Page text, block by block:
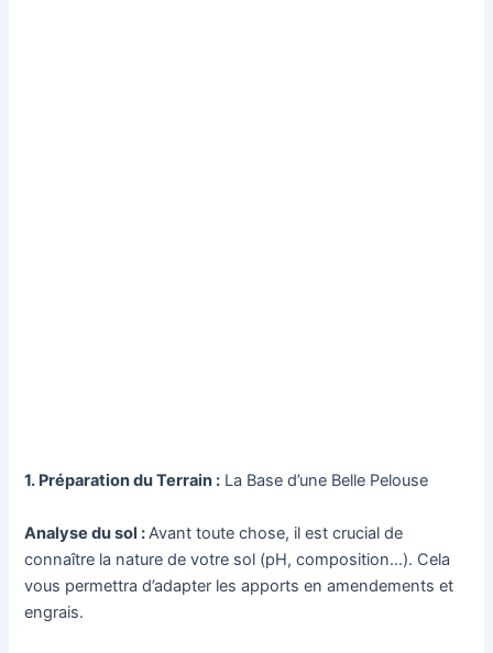
1. Préparation du Terrain : La Base d’une Belle Pelouse
Analyse du sol :Avant toute chose, il est crucial de
connaître la nature de votre sol (pH, composition…). Cela
vous permettra d’adapter les apports en amendements et
engrais.